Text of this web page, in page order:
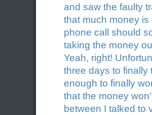
and saw the faulty
that much money
phone call should
taking the money
Yeah, right!
three days to finally
enough to finally
that the money
between I talked to